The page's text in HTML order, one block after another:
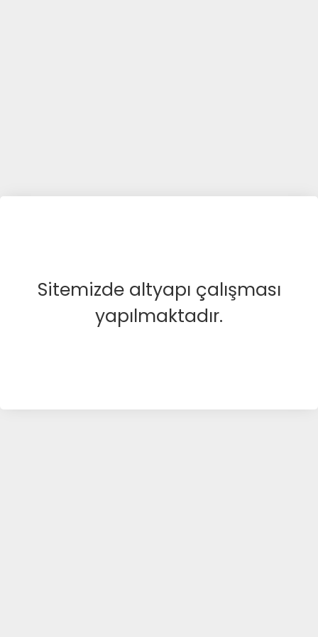
Sitemizde altyapı çalışması
yapılmaktadır.